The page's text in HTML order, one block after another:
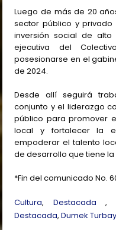
Luego de más de 20
sector público y
inversión social de
ejecutiva del
posesionarse en el
de 2024.
Desde allí seguirá
conjunto y el liderazgo
público para promover
local y fortalecer la
empoderar el talento
de desarrollo que tiene la
*Fin del comunicado No.
Cultura, Destacada ,
Destacada,Dumek